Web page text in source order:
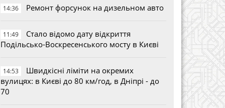
14:36 Ремонт форсунок на дизельном авто
11:49
Стало відомо дату відкриття
Подільсько-Воскресенського мосту в Києві
14:53
Швидкісні ліміти на окремих
вулицях: в Києві до 80 км/год, в Дніпрі - до
70